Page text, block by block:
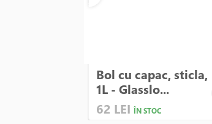
Bol cu capac, sticla,
1L - Glasslo...
62 LEI ÎN STOC